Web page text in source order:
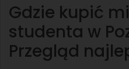
Gdzie kupić
studenta w
Przegląd